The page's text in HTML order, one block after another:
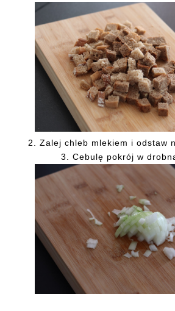
2. Zalej chleb mlekiem i odstaw
3. Cebulę pokrój w